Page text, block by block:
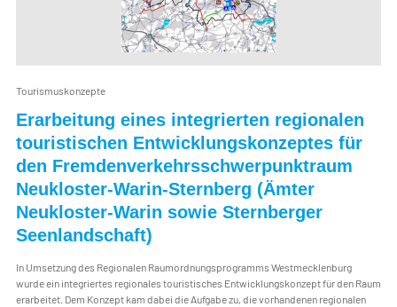
Tourismuskonzepte
Erarbeitung eines integrierten regionalen
touristischen Entwicklungskonzeptes für
den Fremdenverkehrsschwerpunktraum
Neukloster-Warin-Sternberg (Ämter
Neukloster-Warin sowie Sternberger
Seenlandschaft)
In Umsetzung des Regionalen Raumordnungsprogramms Westmecklenburg
wurde ein integriertes regionales touristisches Entwicklungskonzept für den Raum
erarbeitet. Dem Konzept kam dabei die Aufgabe zu, die vorhandenen regionalen